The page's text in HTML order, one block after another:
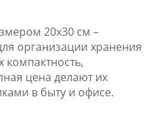
20x30 см –
организации хранения
цена делают их
в быту и офисе.